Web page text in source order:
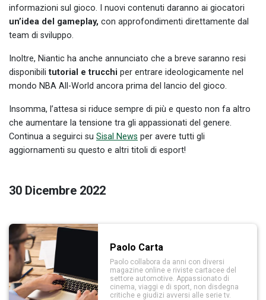
informazioni sul gioco. I nuovi contenuti daranno ai giocatori
un’idea del gameplay, con approfondimenti direttamente dal
team di sviluppo.
Inoltre, Niantic ha anche annunciato che a breve saranno resi
disponibili tutorial e trucchi per entrare ideologicamente nel
mondo NBA All-World ancora prima del lancio del gioco.
Insomma, l’attesa si riduce sempre di più e questo non fa altro
che aumentare la tensione tra gli appassionati del genere.
Continua a seguirci su Sisal News per avere tutti gli
aggiornamenti su questo e altri titoli di esport!
30 Dicembre 2022
Paolo Carta
Paolo collabora da anni con diversi
magazine online e riviste cartacee del
settore automotive. Appassionato di
cinema, viaggi e di sport, non disdegna
critiche e giudizi avversi alle serie tv.